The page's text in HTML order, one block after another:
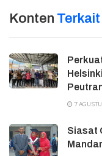
Konten Terkait
7
Siasat